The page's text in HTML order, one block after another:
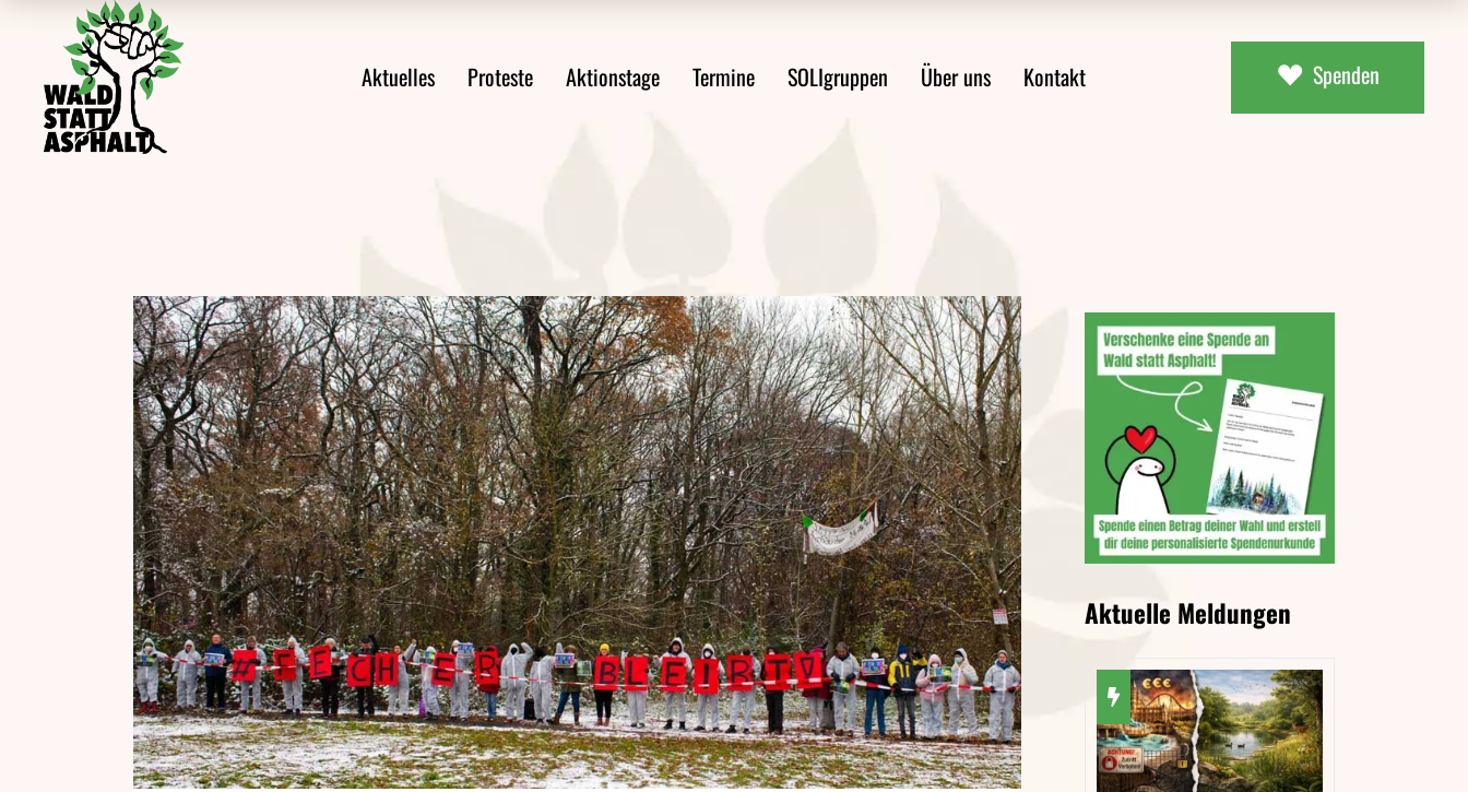
Aktuelles
Veröffentlichungen
Videos
Pressemeldungen
Newsletter
Proteste Aktionstage
Aktionsleitfaden
Termine SOLIgruppen Über uns Kontakt Spenden
Ankündigungen
Newsletter
Protest anmeldenFAQ Demoanmeldung
WsA-Material
Aktuelle Meldungen